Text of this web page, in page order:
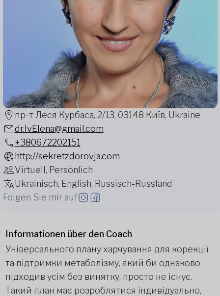
пр-т Леся Курбаса, 2/13, 03148 Київ, Ukraine
dr.IvElena@gmail.com
+380672202151
http://sekretzdorovja.com
Virtuell, Persönlich
Ukrainisch, English, Russisch-Russland
Folgen Sie mir auf
Informationen über den Coach
Універсального плану харчування для корекції
та підтримки метаболізму, який би однаково
підходив усім без винятку, просто не існує.
Такий план має розроблятися індивідуально,